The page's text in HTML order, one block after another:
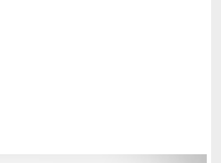
Luna poté, co